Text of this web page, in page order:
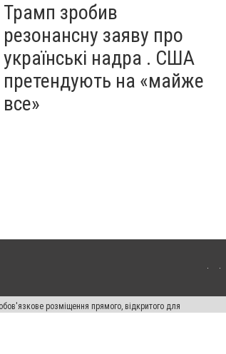
Трамп зробив
резонансну заяву про
українські надра . США
претендують на «майже
все»
розміщення прямого, відкритого для